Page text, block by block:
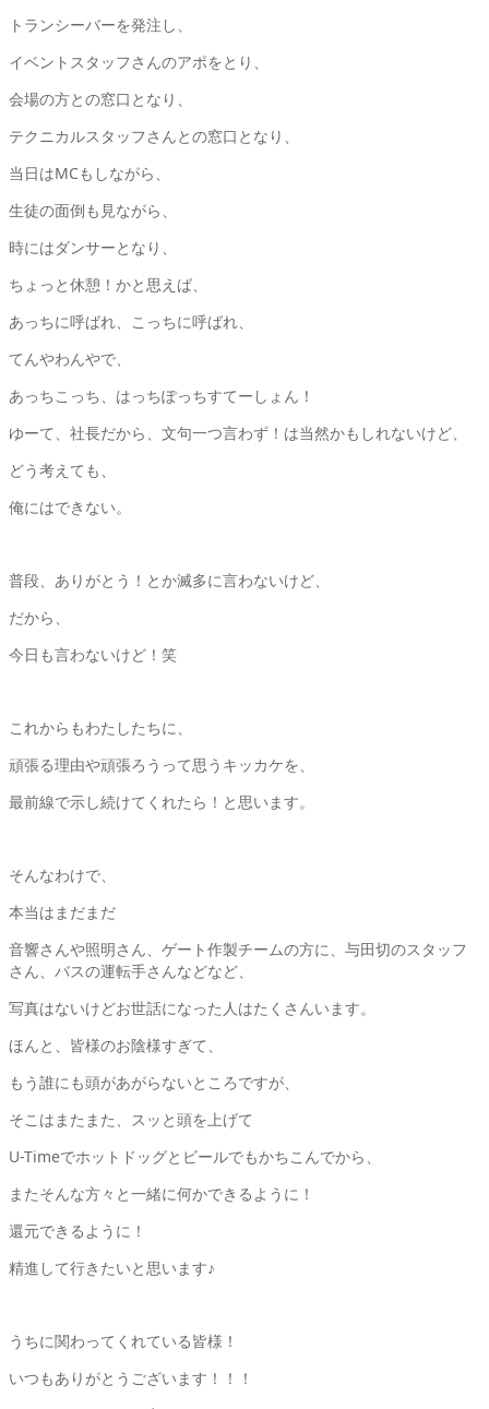
トランシーバーを発注し、
イベントスタッフさんのアポをとり、
会場の方との窓口となり、
テクニカルスタッフさんとの窓口となり、
当日はMCもしながら、
生徒の面倒も見ながら、
時にはダンサーとなり、
ちょっと休憩！かと思えば、
あっちに呼ばれ、こっちに呼ばれ、
てんやわんやで、
あっちこっち、はっちぽっちすてーしょん！
ゆーて、社長だから、文句一つ言わず！は当然かもしれないけど、
どう考えても、
俺にはできない。
普段、ありがとう！とか滅多に言わないけど、
だから、
今日も言わないけど！笑
これからもわたしたちに、
頑張る理由や頑張ろうって思うキッカケを、
最前線で示し続けてくれたら！と思います。
そんなわけで、
本当はまだまだ
音響さんや照明さん、ゲート作製チームの方に、与田切のスタッフ
さん、バスの運転手さんなどなど、
写真はないけどお世話になった人はたくさんいます。
ほんと、皆様のお陰様すぎて、
もう誰にも頭があがらないところですが、
そこはまたまた、スッと頭を上げて
U-Timeでホットドッグとビールでもかちこんでから、
またそんな方々と一緒に何かできるように！
還元できるように！
精進して行きたいと思います♪
うちに関わってくれている皆様！
いつもありがとうございます！！！